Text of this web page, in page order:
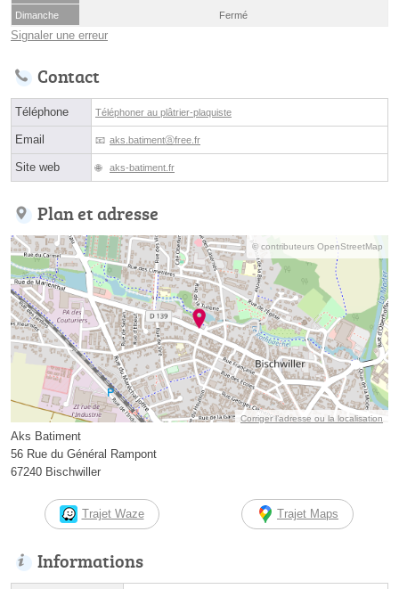
Dimanche
Fermé
Signaler une erreur
Contact
Téléphone Téléphoner au plâtrier-plaquiste
Email aks.batimentⓐfree.fr
Site web aks-batiment.fr
Plan et adresse
© contributeurs OpenStreetMap
Corriger l’adresse ou la localisation
Aks Batiment
56 Rue du Général Rampont
67240 Bischwiller
Trajet Waze Trajet Maps
Informations